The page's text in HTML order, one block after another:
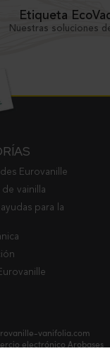
Etiqueta
Nuestras soluciones
Eurovanille
vainilla
para la
vanifolia.com
electrónico Arobases